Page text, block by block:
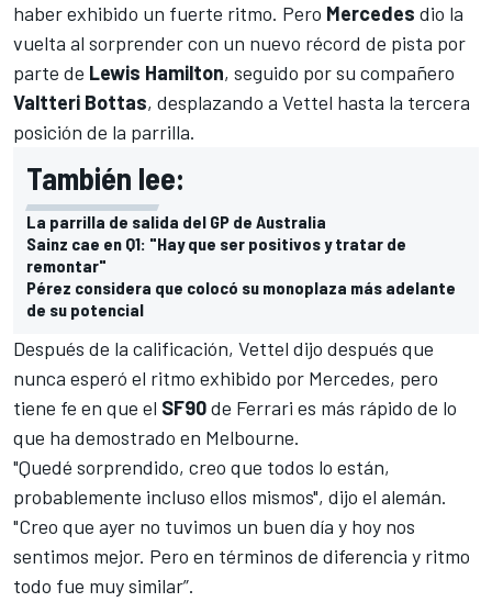
haber exhibido un fuerte ritmo. Pero Mercedes dio la
vuelta al sorprender con un nuevo récord de pista por
parte de Lewis Hamilton, seguido por su compañero
Valtteri Bottas, desplazando a Vettel hasta la tercera
posición de la parrilla.
También lee:
La parrilla de salida del GP de Australia
Sainz cae en Q1: "Hay que ser positivos y tratar de
remontar"
Pérez considera que colocó su monoplaza más adelante
de su potencial
Después de la calificación, Vettel dijo después que
nunca esperó el ritmo exhibido por Mercedes, pero
tiene fe en que el SF90de Ferrari es más rápido de lo
que ha demostrado en Melbourne.
"Quedé sorprendido, creo que todos lo están,
probablemente incluso ellos mismos", dijo el alemán.
"Creo que ayer no tuvimos un buen día y hoy nos
sentimos mejor. Pero en términos de diferencia y ritmo
todo fue muy similar”.